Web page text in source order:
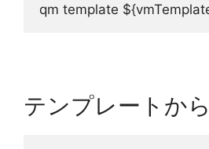
qm template
テンプレートか